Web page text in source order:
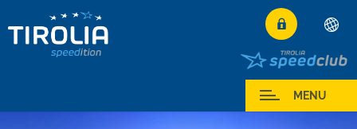
Deutsch
English
Français
MENU